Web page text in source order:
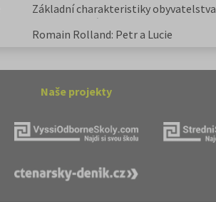
Základní charakteristiky obyvatelstva
a geografie sídel
Romain Rolland: Petr a Lucie
Naše projekty